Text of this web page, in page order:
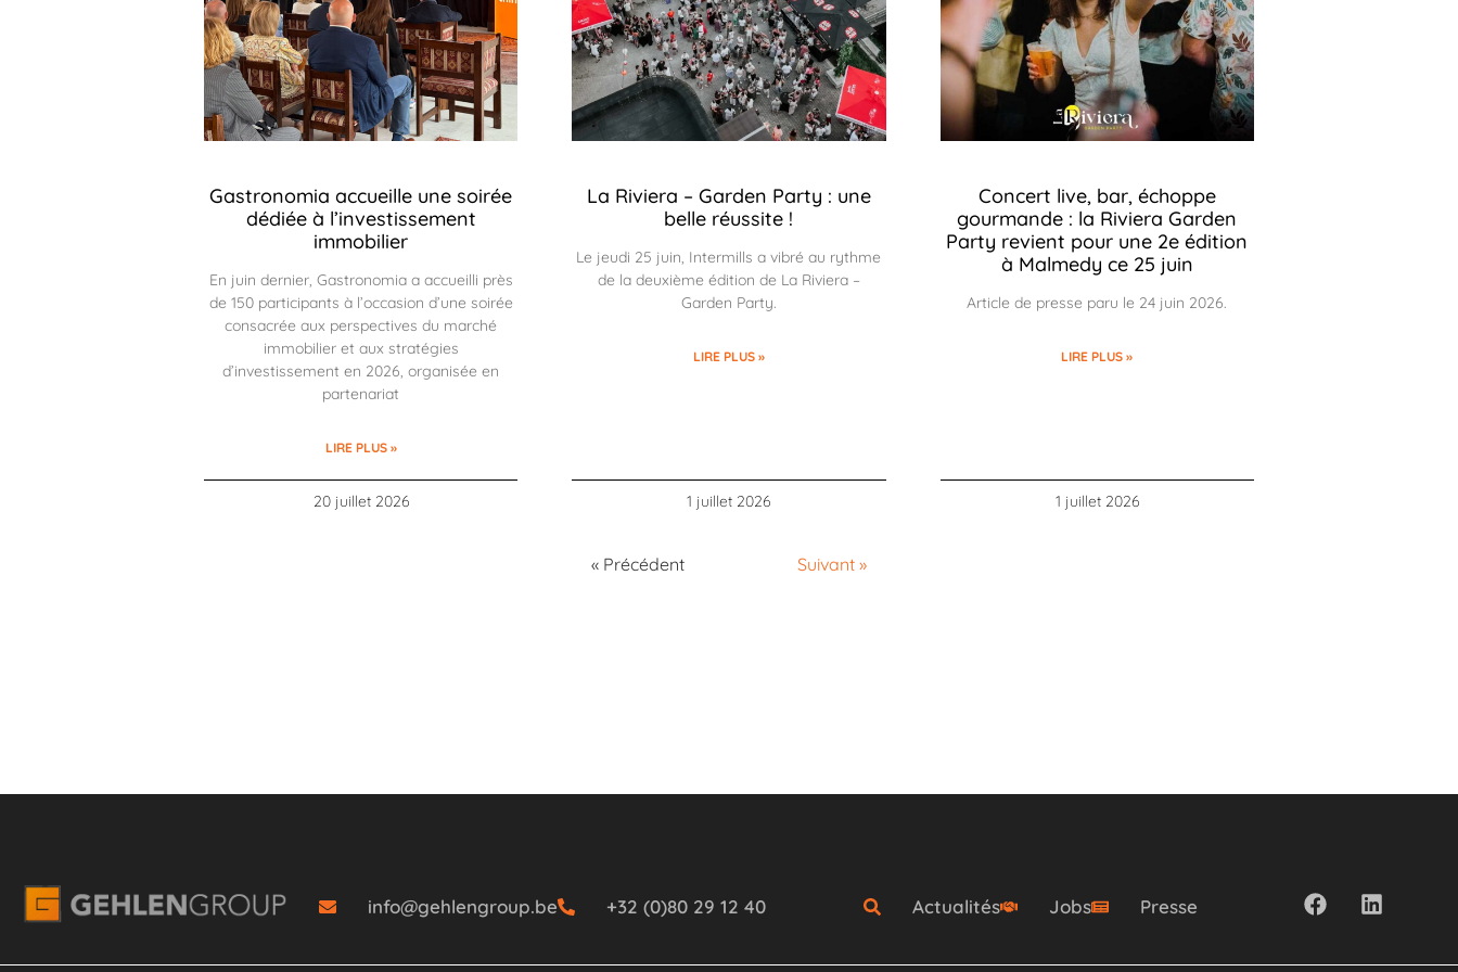
Gastronomia accueille une soirée
dédiée à l’investissement
immobilier
En juin dernier, Gastronomia a accueilli près
de 150 participants à l’occasion d’une soirée
consacrée aux perspectives du marché
immobilier et aux stratégies
d’investissement en 2026, organisée en
partenariat
LIRE PLUS »
20 juillet 2026
La Riviera – Garden Party : une
belle réussite !
Le jeudi 25 juin, Intermills a vibré au rythme
de la deuxième édition de La Riviera –
Garden Party.
LIRE PLUS »
1 juillet 2026
Concert live, bar, échoppe
gourmande : la Riviera Garden
Party revient pour une 2e édition
à Malmedy ce 25 juin
Article de presse paru le 24 juin 2026.
LIRE PLUS »
1 juillet 2026
« Précédent Suivant »
info@gehlengroup.be +32 (0)80 29 12 40 Actualités Jobs Presse